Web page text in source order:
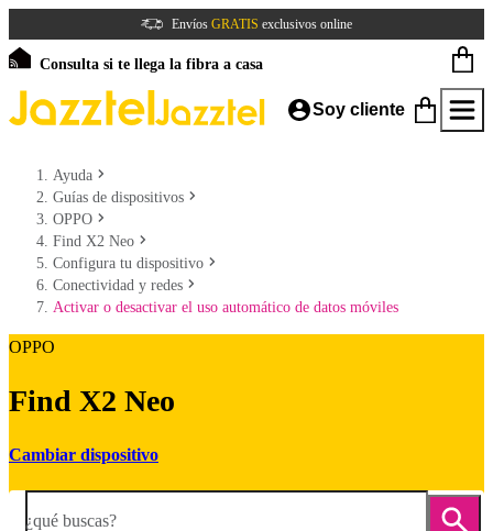
Envíos GRATIS exclusivos online
Consulta si te llega la fibra a casa
Soy cliente
Ayuda
Guías de dispositivos
OPPO
Find X2 Neo
Configura tu dispositivo
Conectividad y redes
Activar o desactivar el uso automático de datos móviles
OPPO
Find X2 Neo
Cambiar dispositivo
¿qué buscas?